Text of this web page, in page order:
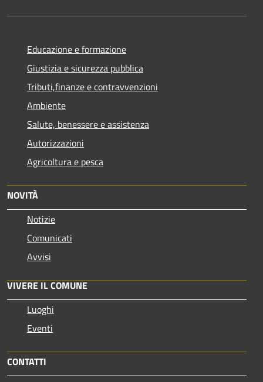
Educazione e formazione
Giustizia e sicurezza pubblica
Tributi,finanze e contravvenzioni
Ambiente
Salute, benessere e assistenza
Autorizzazioni
Agricoltura e pesca
NOVITÀ
Notizie
Comunicati
Avvisi
VIVERE IL COMUNE
Luoghi
Eventi
CONTATTI